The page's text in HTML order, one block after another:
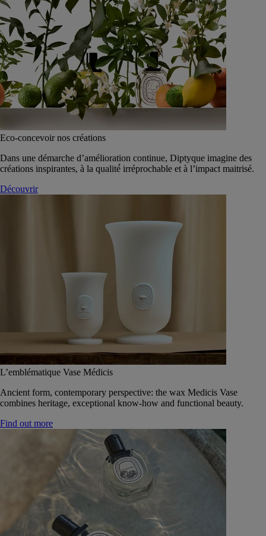
Eco-concevoir nos créations
Dans une démarche d’amélioration continue, Diptyque imagine des
créations inspirantes, à la qualité́ irréprochable et à l’impact maitrisé.
Découvrir
L’emblématique Vase Médicis
Ancient form, contemporary perspective: the wax Medicis Vase
combines heritage, exceptional know-how and functional beauty.
Find out more